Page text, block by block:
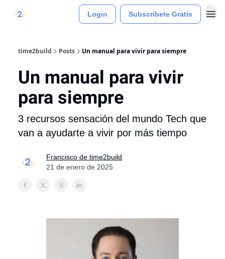
Login Subscríbete Gratis
time2build Posts Un manual para vivir para siempre
Un manual para vivir
para siempre
3 recursos sensación del mundo Tech que
van a ayudarte a vivir por más tiempo
Francisco de time2build
21 de enero de 2025